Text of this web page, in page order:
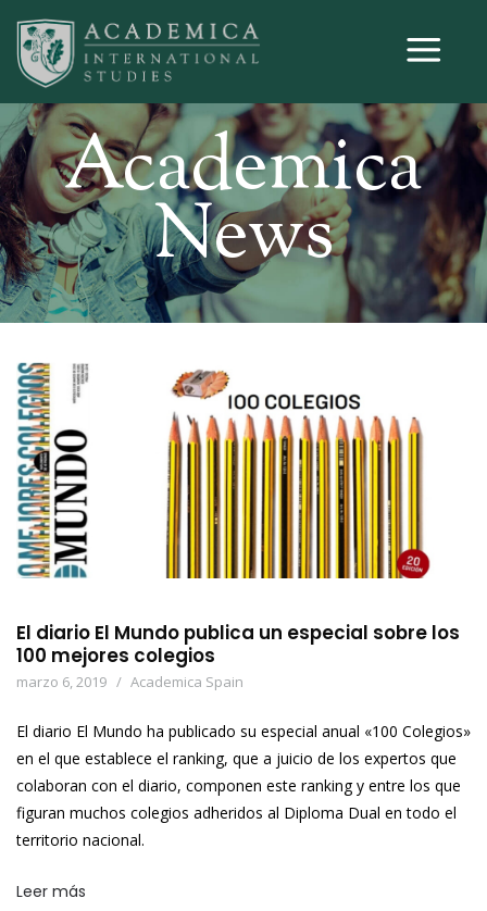
Academica
News
El diario El Mundo publica un especial sobre los
100 mejores colegios
marzo 6, 2019 Academica Spain
El diario El Mundo ha publicado su especial anual «100 Colegios»
en el que establece el ranking, que a juicio de los expertos que
colaboran con el diario, componen este ranking y entre los que
figuran muchos colegios adheridos al Diploma Dual en todo el
territorio nacional.
Leer más